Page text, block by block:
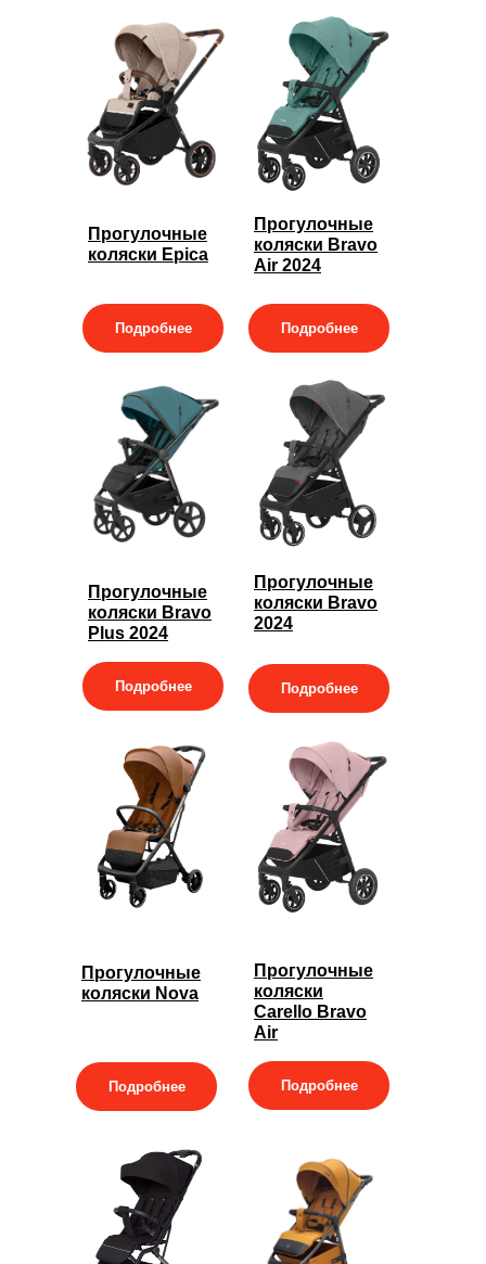
Прогулочные
коляски Bravo
Air 2024
Подробнее
Прогулочные
коляски Bravo
Plus 2024
Подробнее
Прогулочные
коляски Epica
Подробнее
Прогулочные
коляски Bravo
2024
Подробнее
Прогулочные
коляски
Carello Bravo
Air
Подробнее
Прогулочные
коляски Nova
Подробнее